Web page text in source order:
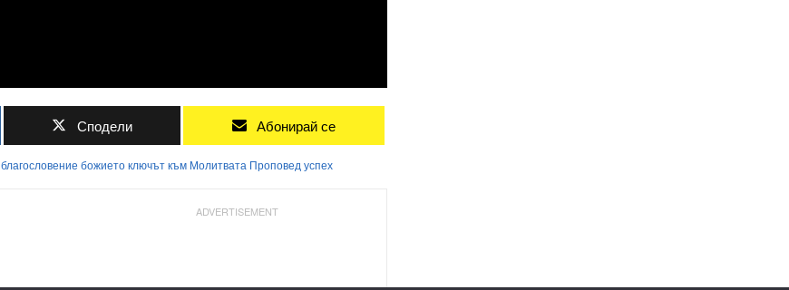
Сподели Абонирай се
благословение божието ключът към Молитвата Проповед успех
ADVERTISEMENT